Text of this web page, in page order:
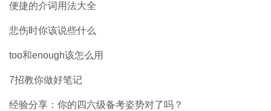
便捷的介词用法大全
悲伤时你该说些什么
too和enough该怎么用
7招教你做好笔记
经验分享：你的四六级备考姿势对了吗？